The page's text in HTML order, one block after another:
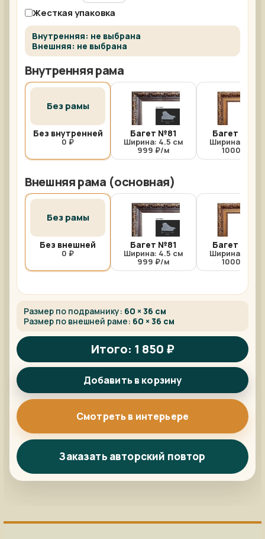
Жесткая упаковка
Внутренняя: не выбрана
Внешняя: не выбрана
Внутренняя рама
Без рамы
Без внутренней
0 ₽
Багет №81
Ширина: 4.5 см
999 ₽/м
Багет №81/
Ширина: 4.5
1000 ₽/м
Внешняя рама (основная)
Без рамы
Без внешней
0 ₽
Багет №81
Ширина: 4.5 см
999 ₽/м
Багет №81/
Ширина: 4.5
1000 ₽/м
Размер по подрамнику: 60 × 36 см
Размер по внешней раме: 60 × 36 см
Итого: 1 850 ₽
Добавить в корзину
Смотреть в интерьере
Заказать авторский повтор